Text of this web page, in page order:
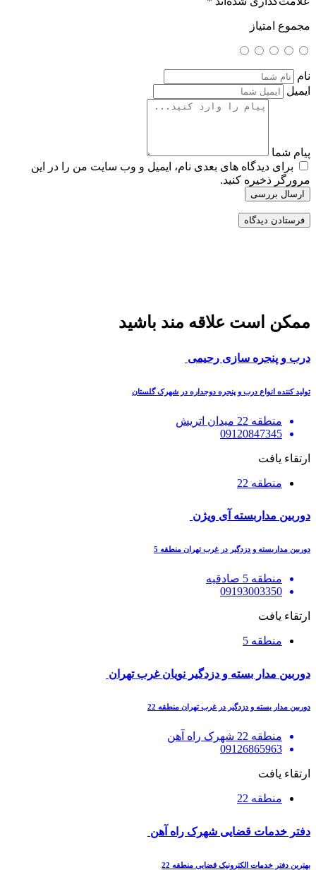
مجموع امتیاز
نام
ایمیل
پیام شما
برای دیدگاه های بعدی نام، ایمیل و وب سایت من را در این
مرورگر ذخیره کنید.
ارسال بررسی
ممکن است علاقه مند باشید
درب و پنجره سازی رحیمی
تولید کننده انواع درب و پنجره دوجداره در شهرک گلستان
منطقه 22 میدان اتریش
09120847345
ارتقاء یافت
منطقه 22
دوربین مداربسته آی ویژن
دوربین مداربسته و دزدگیر در غرب تهران منطقه 5
منطقه 5 صادقیه
09193003350
ارتقاء یافت
منطقه 5
دوربین مدار بسته و دزدگیر نویان غرب تهران
دوربین مدار بسته و دزدگیر در غرب تهران منطقه 22
منطقه 22 شهرک راه آهن
09126865963
ارتقاء یافت
منطقه 22
دفتر خدمات قضایی شهرک راه آهن
بهترین دفتر خدمات الکترونیک قضایی منطقه 22